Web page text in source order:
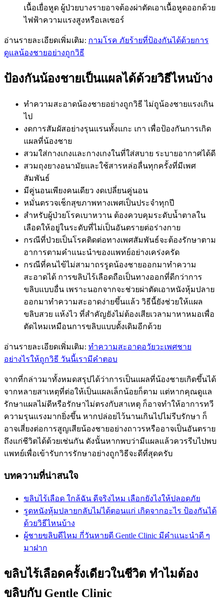
เนื้อเยื่อหูด ผู้ป่วยบางรายอาจต้องผ่าตัดเอาเนื้อหูดออกด้วย
ไฟฟ้าความแรงสูงหรือเลเซอร์
อ่านรายละเอียดเพิ่มเติม: กามโรค ภัยร้ายที่ป้องกันได้ด้วยการ
ดูแลน้องชายอย่างถูกวิธี
ป้องกันน้องชายเป็นแผลได้ด้วยวิธีไหนบ้าง
ทำความสะอาดน้องชายอย่างถูกวิธี ไม่ถูน้องชายแรงเกิน
ไป
งดการสัมผัสอย่างรุนแรนทั้งแกะ เกา เพื่อป้องกันการเกิด
แผลที่น้องชาย
สวมใส่กางเกงและกางเกงในที่ใส่สบาย ระบายอากาศได้ดี
สวมถุงยางอนามัยและใช้สารหล่อลื่นทุกครั้งที่มีเพศ
สัมพันธ์
มีคู่นอนเพียงคนเดียว งดเปลี่ยนคู่นอน
หมั่นตรวจเช็กสุขภาพทางเพศเป็นประจำทุกปี
สำหรับผู้ป่วยโรคเบาหวาน ต้องควบคุมระดับน้ำตาลใน
เลือดให้อยู่ในระดับที่ไม่เป็นอันตรายต่อร่างกาย
กรณีที่ป่วยเป็นโรคติดต่อทางเพศสัมพันธ์จะต้องรักษาตาม
อาการตามคำแนะนำของแพทย์อย่างเคร่งครัด
กรณีที่คนไข้ไม่สามาถรรูดน้องชายออกมาทำความ
สะอาดได้ การขลิบไร้เลือดถือเป็นทางออกที่ดีกว่าการ
ขลิบแบบอื่น เพราะนอกจากจะช่วยผ่าตัดเอาหนังหุ้มปลาย
ออกมาทำความสะอาดง่ายขึ้นแล้ว วิธีนี้ยังช่วยให้แผล
ขลิบสวย แห้งไว ที่สำคัญยังไม่ต้องเสียเวลามาหาหมอเพื่อ
ตัดไหมเหมือนการขลิบแบบดั้งเดิมอีกด้วย
อ่านรายละเอียดเพิ่มเติม: ทำความสะอาดอวัยวะเพศชาย
อย่างไรให้ถูกวิธี วันนี้เรามีคำตอบ
จากที่กล่าวมาทั้งหมดสรุปได้ว่าการเป็นแผลที่น้องชายเกิดขึ้นได้
จากหลายสาเหตุที่ต่อให้เป็นแผลเล็กน้อยก็ตาม แต่หากคุณดูแล
รักษาแผลไม่ดีหรือรักษาไม่ตรงกับสาเหตุ ก็อาจทำให้อาการทวี
ความรุนแรงมากยิ่งขึ้น หากปล่อยไว้นานเกินไปไม่รีบรักษา ก็
อาจเสี่ยงต่อการสูญเสียน้องชายอย่างถาวรหรืออาจเป็นอันตราย
ถึงแก่ชีวิตได้ด้วยเช่นกัน ดังนั้นหากพบว่ามีแผลแล้วควรรีบไปพบ
แพทย์เพื่อเข้ารับการรักษาอย่างถูกวิธีจะดีที่สุดครับ
บทความที่น่าสนใจ
ขลิบไร้เลือด ใกล้ฉัน ดีจริงไหม เลือกยังไงให้ปลอดภัย
รูดหนังหุ้มปลายกลับไม่ได้ตอนแก่ เกิดจากอะไร ป้องกันได้
ด้วยวิธีไหนบ้าง
ผู้ชายขลิบดีไหม กี่วันหายดี Gentle Clinic มีคำแนะนำดี ๆ
มาฝาก
ขลิบไร้เลือดครั้งเดียวในชีวิต ทำไมต้อง
ขลิบกับ Gentle Clinic